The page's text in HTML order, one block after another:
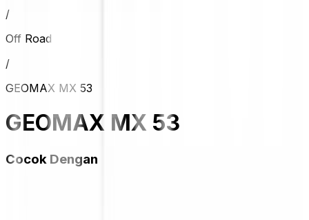
/
Off Road
/
GEOMAX MX 53
GEOMAX MX 53
Cocok Dengan